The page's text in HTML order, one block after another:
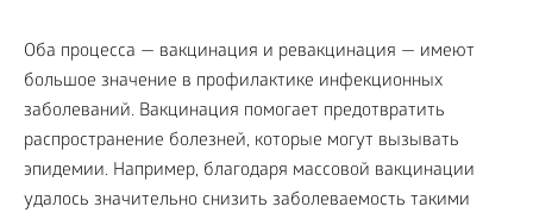
Оба процесса — вакцинация и ревакцинация — имеют
большое значение в профилактике инфекционных
заболеваний. Вакцинация помогает предотвратить
распространение болезней, которые могут вызывать
эпидемии. Например, благодаря массовой вакцинации
удалось значительно снизить заболеваемость такими